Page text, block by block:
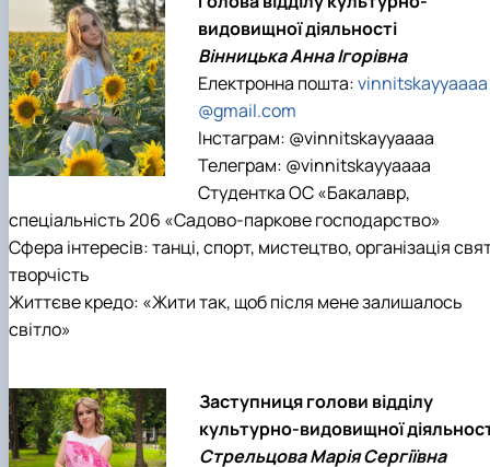
видовищної діяльності
Вінницька Анна Ігорівна
Електронна пошта:vinnitskayyaaaa
@gmail.com
Інстаграм: @vinnitskayyaaaa
Телеграм: @vinnitskayyaaaa
Студентка ОС «Бакалавр,
спеціальність 206 «Садово-паркове господарство»
Сфера інтересів: танці, спорт, мистецтво, організація
творчість
Життєве кредо: «Жити так, щоб після мене залишалось
світло»
Заступниця голови відділу
культурно-видовищної
Стрельцова Марія Сергіївна